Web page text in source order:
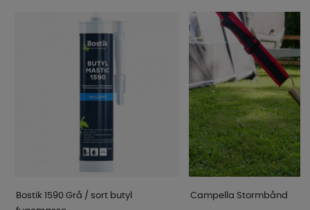
Bostik 1590 Grå / sort butyl
Campella Stormbånd